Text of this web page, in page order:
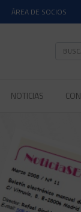
ÁREA DE SOCIOS
NOTICIAS